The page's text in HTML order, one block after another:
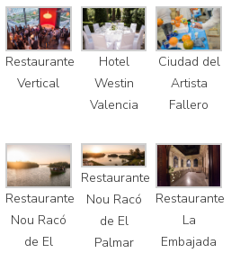
Restaurante
Vertical
Hotel
Westin
Valencia
Ciudad del
Artista
Fallero
Restaurante
Nou Racó
de El
Restaurante
Nou Racó
de El
Palmar
Restaurante
La
Embajada